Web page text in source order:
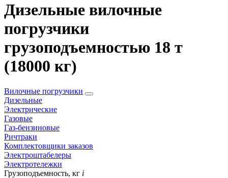
Дизельные вилочные
погрузчики
грузоподъемностью 18 т
(18000 кг)
Вилочные погрузчики
Дизельные
Электрические
Газовые
Газ-бензиновые
Ричтраки
Комплектовщики заказов
Электроштабелеры
Электротележки
Грузоподъемность, кг i